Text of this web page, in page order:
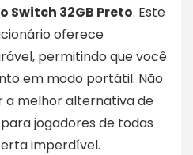
Switch 32GB Preto. Este
oferece
permitindo que você
em modo portátil. Não
a melhor alternativa de
jogadores de todas
imperdível.